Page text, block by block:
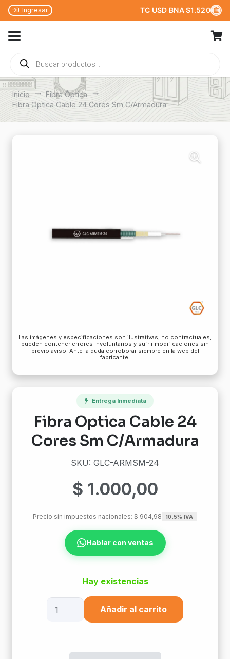
Ingresar TC USD BNA $1.520
Búsqueda
de
productos
Inicio trending_flat Fibra Óptica trending_flat
Fibra Optica Cable 24 Cores Sm C/Armadura
Las imágenes y especificaciones son ilustrativas, no contractuales,
pueden contener errores involuntarios y sufrir modificaciones sin
previo aviso. Ante la duda corroborar siempre en la web del
fabricante.
Entrega Inmediata
Fibra Optica Cable 24
Cores Sm C/Armadura
SKU: GLC-ARMSM-24
$ 1.000,00
Precio sin impuestos nacionales: $ 904,98 10.5% IVA
Hablar con ventas
Hay existencias
Añadir al carrito